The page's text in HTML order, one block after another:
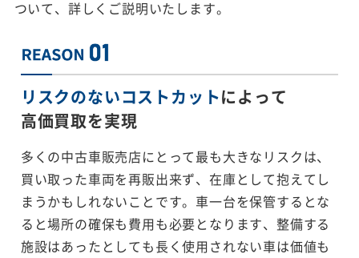
ついて、詳しくご説明いたします。
リスクのないコストカットによって
高価買取を実現
多くの中古車販売店にとって最も大きなリスクは、
買い取った車両を再販出来ず、在庫として抱えてし
まうかもしれないことです。車一台を保管するとな
ると場所の確保も費用も必要となります、整備する
施設はあったとしても長く使用されない車は価値も